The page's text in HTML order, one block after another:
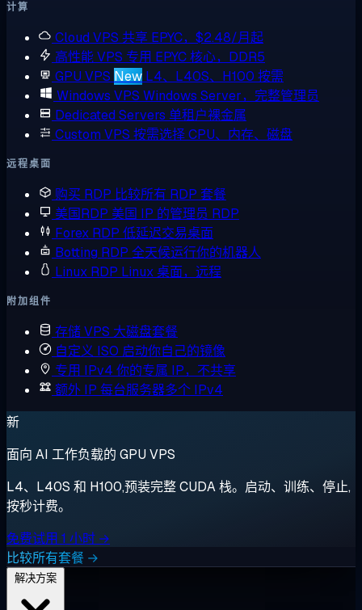
计算
Cloud VPS 共享 EPYC，$2.48/月起
高性能 VPS 专用 EPYC 核心，DDR5
GPU VPS New L4、L40S、H100 按需
Windows VPS Windows Server，完整管理员
Dedicated Servers 单租户裸金属
Custom VPS 按需选择 CPU、内存、磁盘
远程桌面
购买 RDP 比较所有 RDP 套餐
美国RDP 美国 IP 的管理员 RDP
Forex RDP 低延迟交易桌面
Botting RDP 全天候运行你的机器人
Linux RDP Linux 桌面，远程
附加组件
存储 VPS 大磁盘套餐
自定义 ISO 启动你自己的镜像
专用 IPv4 你的专属 IP，不共享
额外 IP 每台服务器多个 IPv4
新
面向 AI 工作负载的 GPU VPS
L4、L40S 和 H100,预装完整 CUDA 栈。启动、训练、停止,
按秒计费。
免费试用 1 小时 →
比较所有套餐 →